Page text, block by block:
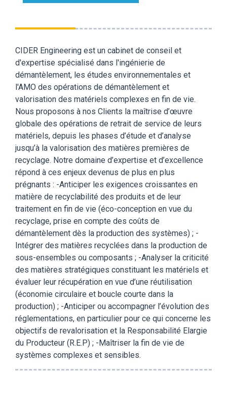
CIDER Engineering est un cabinet de conseil et
d'expertise spécialisé dans l'ingénierie de
démantèlement, les études environnementales et
l'AMO des opérations de démantèlement et
valorisation des matériels complexes en fin de vie.
Nous proposons à nos Clients la maîtrise d’œuvre
globale des opérations de retrait de service de leurs
matériels, depuis les phases d’étude et d’analyse
jusqu’à la valorisation des matières premières de
recyclage. Notre domaine d’expertise et d’excellence
répond à ces enjeux devenus de plus en plus
prégnants : -Anticiper les exigences croissantes en
matière de recyclabilité des produits et de leur
traitement en fin de vie (éco-conception en vue du
recyclage, prise en compte des coûts de
démantèlement dès la production des systèmes) ; -
Intégrer des matières recyclées dans la production de
sous-ensembles ou composants ; -Analyser la criticité
des matières stratégiques constituant les matériels et
évaluer leur récupération en vue d’une réutilisation
(économie circulaire et boucle courte dans la
production) ; -Anticiper ou accompagner l’évolution des
réglementations, en particulier pour ce qui concerne les
objectifs de revalorisation et la Responsabilité Elargie
du Producteur (R.E.P) ; -Maîtriser la fin de vie de
systèmes complexes et sensibles.